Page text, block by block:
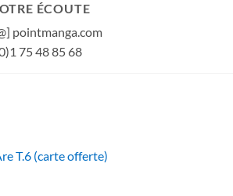
ÉCOUTE
pointmanga.com
75 48 85 68
T.6 (carte offerte)